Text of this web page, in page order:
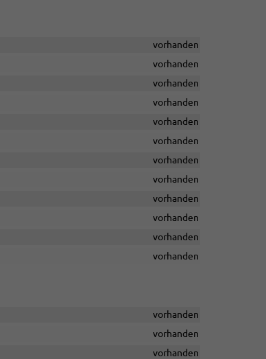
vorhanden
vorhanden
vorhanden
vorhanden
vorhanden
vorhanden
vorhanden
vorhanden
vorhanden
vorhanden
vorhanden
vorhanden
vorhanden
vorhanden
vorhanden